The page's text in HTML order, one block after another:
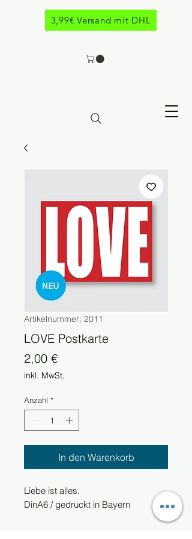
3,99€ Versand mit DHL
Artikelnummer: 2011
LOVE Postkarte
2,00 €Preis
inkl. MwSt.
Anzahl *
In den Warenkorb
Liebe ist alles.
DinA6 / gedruckt in Bayern